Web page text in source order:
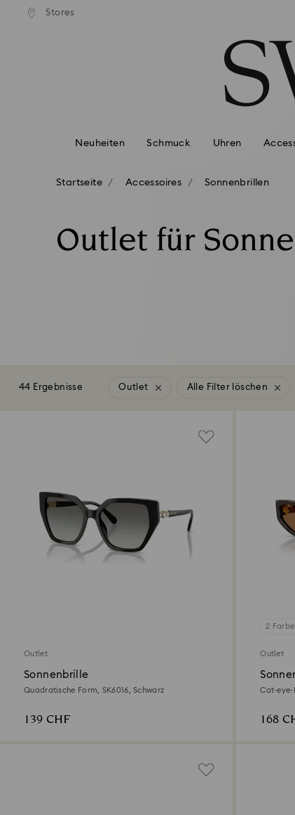
Liste Tastaturkürzel
Stores
Standardversand ab 110 CHF
Neuheiten Schmuck Uhren
Startseite Accessoires Sonnenbrillen
Outlet für
44 Ergebnisse Outlet Alle Filter löschen
Outlet
Sonnenbrille
Quadratische Form, SK6016, Schwarz
139 CHF
2
Outlet
Cat-eye-
168